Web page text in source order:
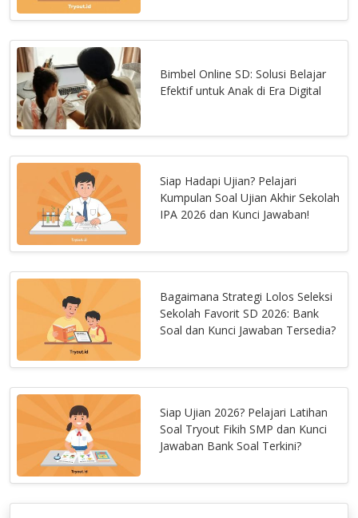
Bimbel Online SD: Solusi Belajar
Efektif untuk Anak di Era Digital
Siap Hadapi Ujian? Pelajari
Kumpulan Soal Ujian Akhir Sekolah
IPA 2026 dan Kunci Jawaban!
Bagaimana Strategi Lolos Seleksi
Sekolah Favorit SD 2026: Bank
Soal dan Kunci Jawaban Tersedia?
Siap Ujian 2026? Pelajari Latihan
Soal Tryout Fikih SMP dan Kunci
Jawaban Bank Soal Terkini?